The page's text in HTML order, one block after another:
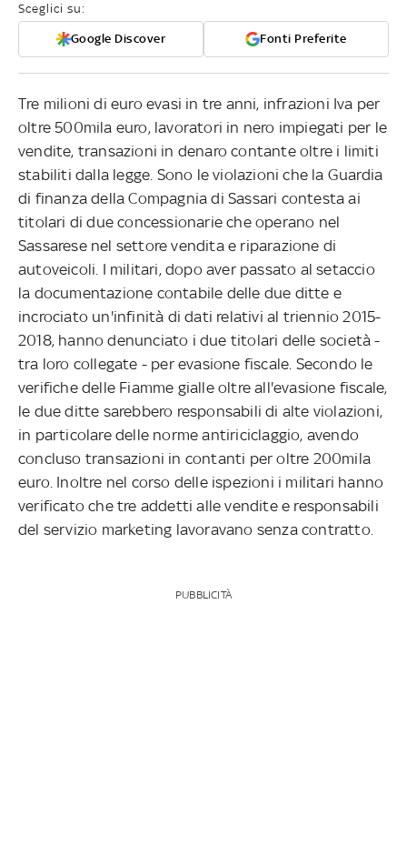
Sceglici su:
Google Discover Fonti Preferite
Tre milioni di euro evasi in tre anni, infrazioni Iva per
oltre 500mila euro, lavoratori in nero impiegati per le
vendite, transazioni in denaro contante oltre i limiti
stabiliti dalla legge. Sono le violazioni che la Guardia
di finanza della Compagnia di Sassari contesta ai
titolari di due concessionarie che operano nel
Sassarese nel settore vendita e riparazione di
autoveicoli. I militari, dopo aver passato al setaccio
la documentazione contabile delle due ditte e
incrociato un'infinità di dati relativi al triennio 2015-
2018, hanno denunciato i due titolari delle società -
tra loro collegate - per evasione fiscale. Secondo le
verifiche delle Fiamme gialle oltre all'evasione fiscale,
le due ditte sarebbero responsabili di alte violazioni,
in particolare delle norme antiriciclaggio, avendo
concluso transazioni in contanti per oltre 200mila
euro. Inoltre nel corso delle ispezioni i militari hanno
verificato che tre addetti alle vendite e responsabili
del servizio marketing lavoravano senza contratto.
PUBBLICITÀ